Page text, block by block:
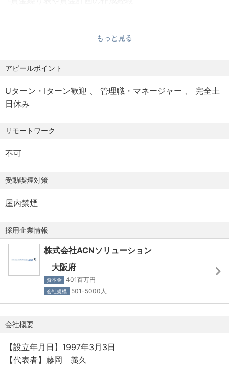
・商材ごとの販売形態（リース・レンタル・保守契約等）
▼不動産部門（ACN不動産）
・棚卸資産としての不動産（販売用不動産）の会計処理
・販売時の収益認識基準の適用（契約ベースか引渡ベース
・管理組合関連費用の取扱い・修繕積立金の扱いなど
差はありますが、周囲との連携・質問ができる方であれば
比較的早期に適応可能です。
【ポジションの魅力】
・融資管理・資金繰り・借入交渉など、銀行などの金融機
関出身者が実務経験を活かせます。
・急拡大中の不動産・オフィスソリューション事業に直結
する形で、資金管理・金融機関連携に携われます。
・経営層直下のポジションでスピーディに業務推進を行う
ことができます。
・ゆくゆくは財務計画・資本政策・CFO補佐といった上流
業務や幹部候補へのチャレンジが可能です。
【就業時間】
所定労働時間：07時間45分 休憩90分
フレックスタイム制：無
平均残業時間：32.75時間
会社規定に基づき支給（上限4万円/月）
【休日・休暇】
年）
・完全週休2日制（土日）
・祝日（※祝日がある一部の週で土曜出勤あり）
・GW休暇
・夏季休暇（6日程度）
└計画年休5日
・産前・産後休暇
・育児休暇
└Excel（管理台帳・シミュレーション・グラフ作成）、
・金利、返済スケジュール、元利均等・元金均等などの金
融知識
・資料作成やチェック業務にも丁寧に向き合える方
・目の前の業務に前向きに取り組み、最後までやり切れる
・ベンチャーマインドを持ち、裁量を持って業務を進めた
い方
もっと見る
アピールポイント
Uターン・Iターン歓迎 管理職・マネージャー
完全土
日休み
リモートワーク
不可
受動喫煙対策
屋内禁煙
採用企業情報
株式会社ACNソリューション
大阪府
資本金 401百万円
会社規模 501-5000人
会社概要
【設立年月日】1997年3月3日
【代表者】藤岡 義久